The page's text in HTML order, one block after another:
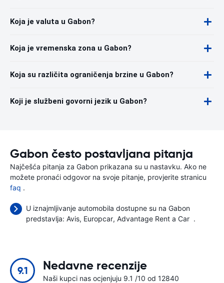
Koja je valuta u Gabon?
Koja je vremenska zona u Gabon?
Koja su različita ograničenja brzine u Gabon?
Koji je službeni govorni jezik u Gabon?
Gabon često postavljana pitanja
Najčešća pitanja za Gabon prikazana su u nastavku. Ako ne
možete pronaći odgovor na svoje pitanje, provjerite stranicu
faq .
U iznajmljivanje automobila dostupne su na Gabon
predstavlja: Avis Europcar Advantage Rent a Car .
9.1 Nedavne recenzije
Naši kupci nas ocjenjuju 9.1 /10 od 12840